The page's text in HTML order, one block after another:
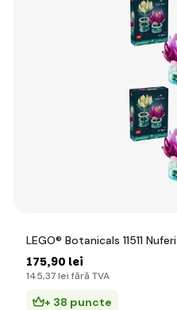
LEGO® Botanicals 11511 Nuferi
175,90 lei
145,37 lei fără TVA
+ 38 puncte